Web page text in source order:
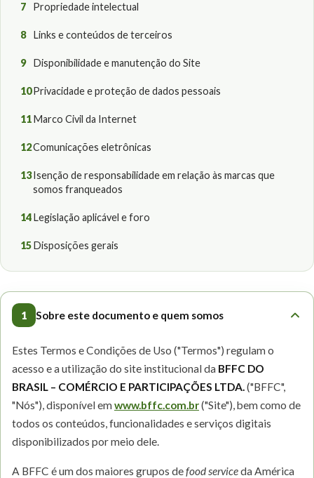
7 Propriedade intelectual
8 Links e conteúdos de terceiros
9 Disponibilidade e manutenção do Site
10Privacidade e proteção de dados pessoais
11Marco Civil da Internet
12Comunicações eletrônicas
13Isenção de responsabilidade em relação às marcas que
somos franqueados
14Legislação aplicável e foro
15Disposições gerais
1 Sobre este documento e quem somos
Estes Termos e Condições de Uso ("Termos") regulam o
acesso e a utilização do site institucional da BFFC DO
BRASIL – COMÉRCIO E PARTICIPAÇÕES LTDA.("BFFC",
"Nós"), disponível em www.bffc.com.br("Site"), bem como de
todos os conteúdos, funcionalidades e serviços digitais
disponibilizados por meio dele.
A BFFC é um dos maiores grupos defood serviceda América